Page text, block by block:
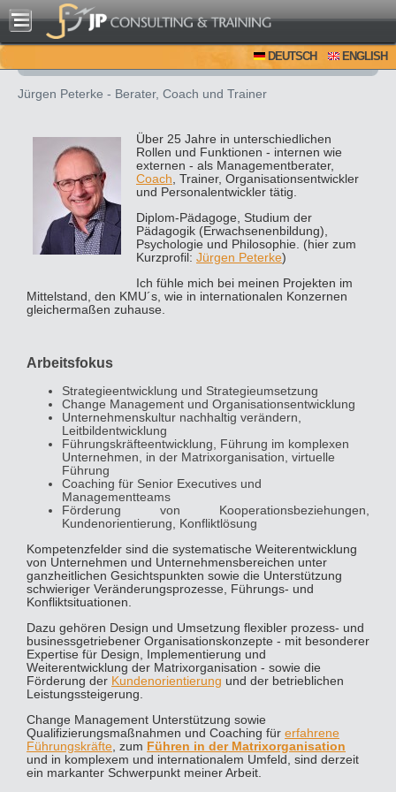
DEUTSCH ENGLISH
Jürgen Peterke - Berater, Coach und Trainer
Über 25 Jahre in unterschiedlichen
Rollen und Funktionen - internen wie
externen - als Managementberater,
Coach , Trainer, Organisationsentwickler
und Personalentwickler tätig.
Diplom-Pädagoge, Studium der
Pädagogik (Erwachsenenbildung),
Psychologie und Philosophie. (hier zum
Kurzprofil: Jürgen Peterke)
Ich fühle mich bei meinen Projekten im
Mittelstand, den KMU´s, wie in internationalen Konzernen
gleichermaßen zuhause.
Arbeitsfokus
Strategieentwicklung und Strategieumsetzung
Change Management und Organisationsentwicklung
Unternehmenskultur nachhaltig verändern,
Leitbildentwicklung
Führungskräfteentwicklung, Führung im komplexen
Unternehmen, in der Matrixorganisation, virtuelle
Führung
Coaching für Senior Executives und
Managementteams
Förderung von Kooperationsbeziehungen,
Kundenorientierung, Konfliktlösung
Kompetenzfelder sind die systematische Weiterentwicklung
von Unternehmen und Unternehmensbereichen unter
ganzheitlichen Gesichtspunkten sowie die Unterstützung
schwieriger Veränderungsprozesse, Führungs- und
Konfliktsituationen.
Dazu gehören Design und Umsetzung flexibler prozess- und
businessgetriebener Organisationskonzepte - mit besonderer
Expertise für Design, Implementierung und
Weiterentwicklung der Matrixorganisation - sowie die
Förderung der Kundenorientierung und der betrieblichen
Leistungssteigerung.
Change Management Unterstützung sowie
Qualifizierungsmaßnahmen und Coaching für erfahrene
Führungskräfte , zum Führen in der Matrixorganisation
und in komplexem und internationalem Umfeld, sind derzeit
ein markanter Schwerpunkt meiner Arbeit.